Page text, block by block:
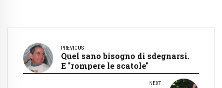
PREVIOUS
Quel sano bisogno di sdegnarsi.
E "rompere le scatole"
NEXT